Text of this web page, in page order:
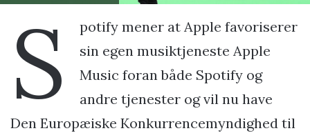
S
potify mener at Apple favoriserer
sin egen musiktjeneste Apple
Music foran både Spotify og
andre tjenester og vil nu have
Den Europæiske Konkurrencemyndighed til